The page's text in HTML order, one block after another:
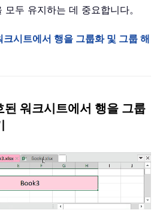
두 유지하는 데 중요합니다。
시트에서 행을 그룹화 및 그룹 해
워크시트에서 행을 그룹